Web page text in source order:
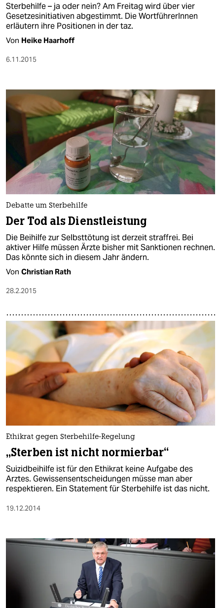
Sterbehilfe – ja oder nein? Am Freitag wird über vier
Gesetzesinitiativen abgestimmt. Die WortführerInnen
erläutern ihre Positionen in der taz.
Von Heike Haarhoff
6.11.2015
Debatte um Sterbehilfe
Der Tod als Dienstleistung
Die Beihilfe zur Selbsttötung ist derzeit straffrei. Bei
aktiver Hilfe müssen Ärzte bisher mit Sanktionen rechnen.
Das könnte sich in diesem Jahr ändern.
Von Christian Rath
28.2.2015
Ethikrat gegen Sterbehilfe-Regelung
„Sterben ist nicht normierbar“
Suizidbeihilfe ist für den Ethikrat keine Aufgabe des
Arztes. Gewissensentscheidungen müsse man aber
respektieren. Ein Statement für Sterbehilfe ist das nicht.
19.12.2014